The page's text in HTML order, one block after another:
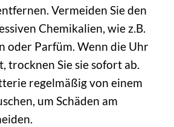
Vermeiden Sie den
Chemikalien, wie z.B.
oder Parfüm. Wenn die Uhr
trocknen Sie sie sofort ab.
regelmäßig von einem
um Schäden am